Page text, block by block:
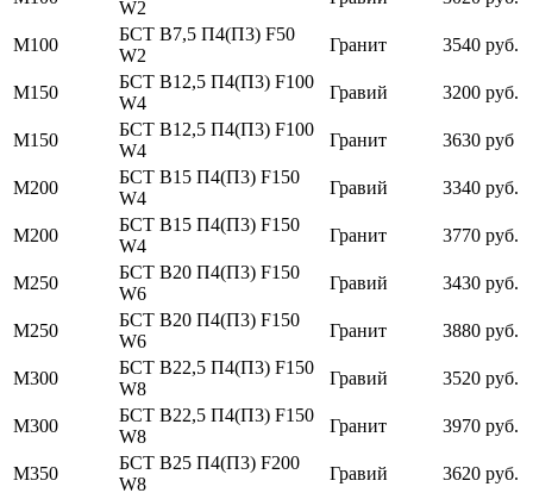
W2
М100
БСТ В7,5 П4(П3) F50
W2
Гранит 3540 руб.
М150
БСТ В12,5 П4(П3) F100
W4
Гравий 3200 руб.
М150
БСТ В12,5 П4(П3) F100
W4
Гранит 3630 руб
М200
БСТ В15 П4(П3) F150
W4
Гравий 3340 руб.
М200
БСТ В15 П4(П3) F150
W4
Гранит 3770 руб.
М250
БСТ В20 П4(П3) F150
W6
Гравий 3430 руб.
М250
БСТ В20 П4(П3) F150
W6
Гранит 3880 руб.
М300
БСТ В22,5 П4(П3) F150
W8
Гравий 3520 руб.
М300
БСТ В22,5 П4(П3) F150
W8
Гранит 3970 руб.
М350
БСТ В25 П4(П3) F200
W8
Гравий 3620 руб.